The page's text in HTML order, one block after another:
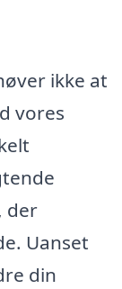
ikke at
vores
der
Uanset
din